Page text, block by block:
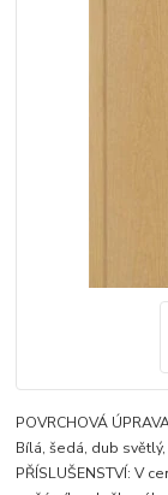
POVRCHOVÁ
Bílá, šedá, dub
PŘÍSLUŠENSTVÍ: V